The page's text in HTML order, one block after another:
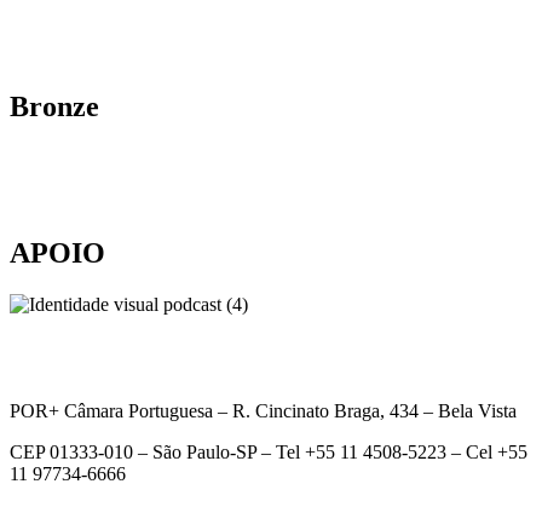
Bronze
APOIO
POR+ Câmara Portuguesa – R. Cincinato Braga, 434 – Bela Vista
CEP 01333-010 – São Paulo-SP – Tel +55 11 4508-5223 – Cel +55
11 97734-6666